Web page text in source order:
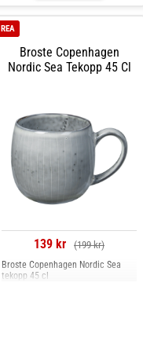
Broste Copenhagen
Nordic Sea Tekopp 45 Cl
REA
139 kr (199 kr)
Broste Copenhagen Nordic Sea
tekopp 45 cl